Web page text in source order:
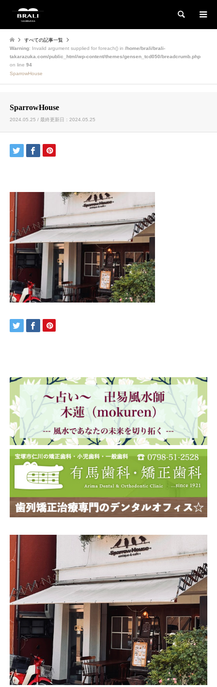
検索
すべての記事一覧
Warning: Invalid argument supplied for foreach() in /home/brali/brali-
takarazuka.com/public_html/wp-content/themes/gensen_tcd050/breadcrumb.php
on line 94
SparrowHouse
SparrowHouse
2024.05.25 / 最終更新日：2024.05.25